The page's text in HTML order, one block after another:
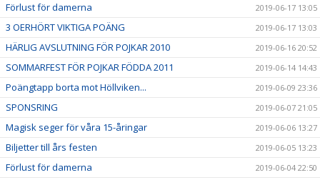
Förlust för damerna 2019-06-17 13:05
3 OERHÖRT VIKTIGA POÄNG 2019-06-17 13:03
HÄRLIG AVSLUTNING FÖR POJKAR 2010 2019-06-16 20:52
SOMMARFEST FÖR POJKAR FÖDDA 2011 2019-06-14 14:43
Poängtapp borta mot Höllviken... 2019-06-09 23:36
SPONSRING 2019-06-07 21:05
Magisk seger för våra 15-åringar 2019-06-06 13:27
Biljetter till års festen 2019-06-05 13:23
Förlust för damerna 2019-06-04 22:50